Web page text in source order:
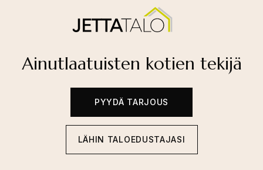
Ainutlaatuisten kotien tekijä
PYYDÄ TARJOUS
LÄHIN TALOEDUSTAJASI